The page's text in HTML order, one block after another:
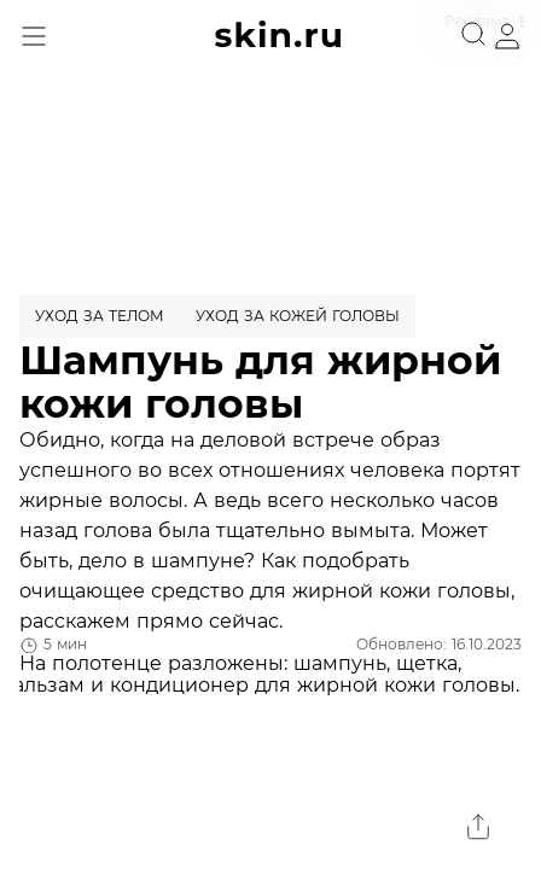
Реклама
5 мин Обновлено: 16.10.2023
УХОД ЗА ТЕЛОМ УХОД ЗА КОЖЕЙ ГОЛОВЫ
Шампунь для жирной
кожи головы
Обидно, когда на деловой встрече образ
успешного во всех отношениях человека портят
жирные волосы. А ведь всего несколько часов
назад голова была тщательно вымыта. Может
быть, дело в шампуне? Как подобрать
очищающее средство для жирной кожи головы,
раccкажем прямо сейчас.